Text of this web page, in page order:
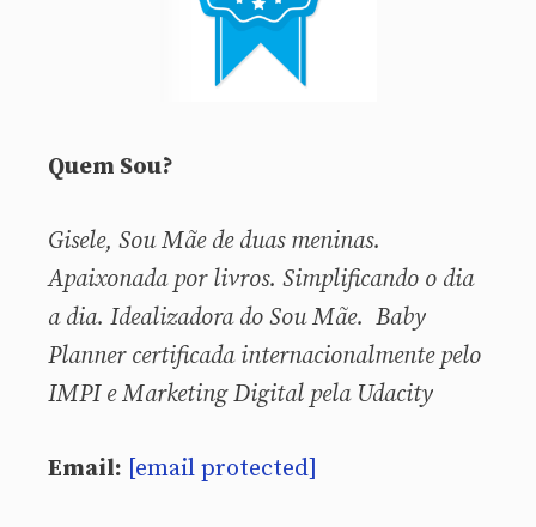
Quem Sou?
Gisele, Sou Mãe de duas meninas.
Apaixonada por livros. Simplificando o dia
a dia. Idealizadora do Sou Mãe. Baby
Planner certificada internacionalmente pelo
IMPI e Marketing Digital pela Udacity
Email: [email protected]